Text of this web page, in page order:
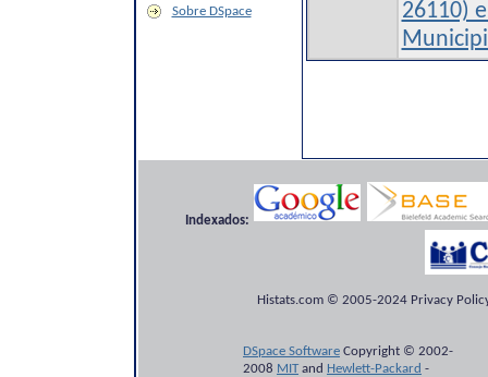
Sobre DSpace
26110)
Indexados:
Histats.com © 2005-2024 Privacy
DSpace Software Copyright © 2002-
2008 MITand Hewlett-Packard -